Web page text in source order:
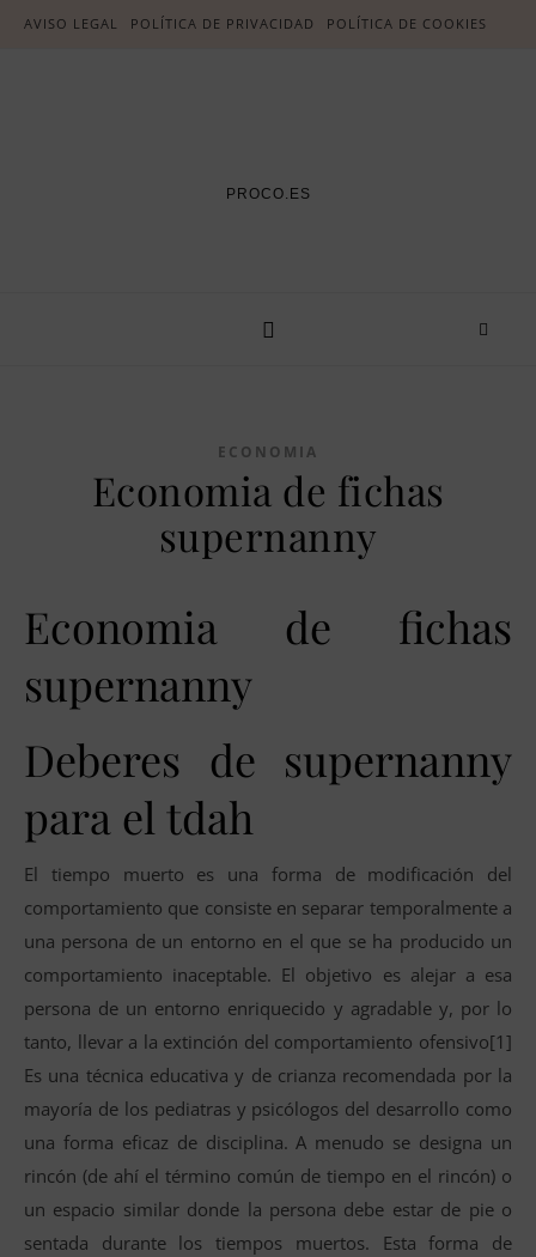
AVISO LEGAL POLÍTICA DE PRIVACIDAD POLÍTICA DE COOKIES
PROCO.ES
ECONOMIA
Economia de fichas
supernanny
Economia de fichas
supernanny
Deberes de supernanny
para el tdah
El tiempo muerto es una forma de modificación del
comportamiento que consiste en separar temporalmente a
una persona de un entorno en el que se ha producido un
comportamiento inaceptable. El objetivo es alejar a esa
persona de un entorno enriquecido y agradable y, por lo
tanto, llevar a la extinción del comportamiento ofensivo[1]
Es una técnica educativa y de crianza recomendada por la
mayoría de los pediatras y psicólogos del desarrollo como
una forma eficaz de disciplina. A menudo se designa un
rincón (de ahí el término común de tiempo en el rincón) o
un espacio similar donde la persona debe estar de pie o
sentada durante los tiempos muertos. Esta forma de